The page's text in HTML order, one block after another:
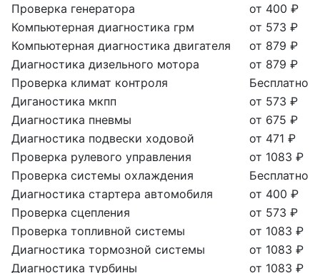
Проверка генератора
от 400 ₽
Компьютерная диагностика грм
от 573 ₽
Компьютерная диагностика двигателя
от 879 ₽
Диагностика дизельного мотора
от 879 ₽
Проверка климат контроля
Бесплатно
Диганостика мкпп
от 573 ₽
Диагностика пневмы
от 675 ₽
Диагностика подвески ходовой
от 471 ₽
Проверка рулевого управления
от 1083 ₽
Проверка системы охлаждения
Бесплатно
Диагностика стартера автомобиля
от 400 ₽
Проверка сцепления
от 573 ₽
Проверка топливной системы
от 1083 ₽
Диагностика тормозной системы
от 1083 ₽
Диагностика турбины
от 1083 ₽